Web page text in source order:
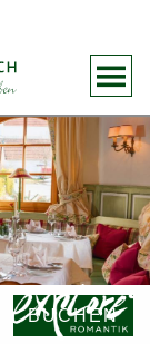
BUCHEN